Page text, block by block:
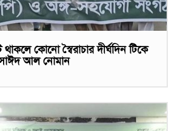
কোনো স্বৈরাচার দীর্ঘদিন টিকে
সাঈদ আল নোমান